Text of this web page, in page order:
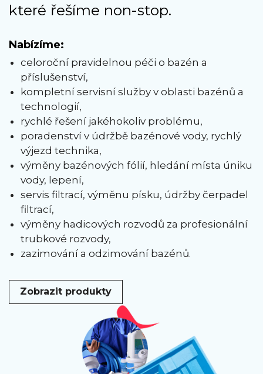
které řešíme non-stop.
Nabízíme:
celoroční pravidelnou péči o bazén a
příslušenství,
kompletní servisní služby v oblasti bazénů a
technologií,
rychlé řešení jakéhokoliv problému,
poradenství v údržbě bazénové vody, rychlý
výjezd technika,
výměny bazénových fólií, hledání místa úniku
vody, lepení,
servis filtrací, výměnu písku, údržby čerpadel
filtrací,
výměny hadicových rozvodů za profesionální
trubkové rozvody,
zazimování a odzimování bazénů.
Zobrazit produkty